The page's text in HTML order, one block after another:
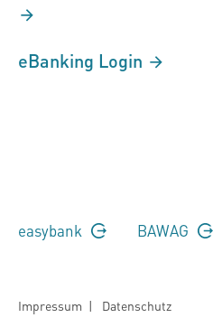
eBanking Login
easybank BAWAG
Impressum | Datenschutz